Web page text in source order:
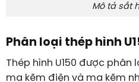
Mô tả sắt
Phân loại thép hình
Thép hình U150 được
mạ kẽm điện và mạ kẽm